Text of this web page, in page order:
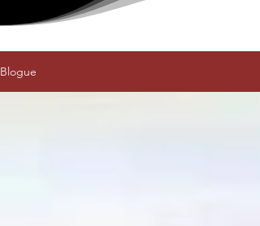
Blogue